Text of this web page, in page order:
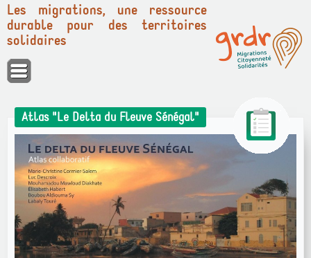
Panneau de gestion des cookies
Les migrations, une ressource
durable pour des territoires
solidaires
Atlas "Le Delta du Fleuve Sénégal"